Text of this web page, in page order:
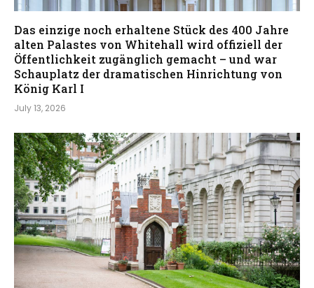
Das einzige noch erhaltene Stück des 400 Jahre
alten Palastes von Whitehall wird offiziell der
Öffentlichkeit zugänglich gemacht – und war
Schauplatz der dramatischen Hinrichtung von
König Karl I
July 13, 2026